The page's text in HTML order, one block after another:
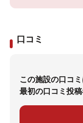
口コミ
この施設の口コミ
最初の口コミ投